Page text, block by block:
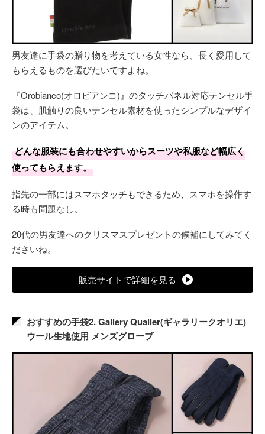
男友達に手袋の贈り物を考えている女性なら、長く愛用して
もらえるものを選びたいですよね。
『Orobianco(オロビアンコ)』のタッチパネル対応テンセル手
袋は、肌触りの良いテンセル素材を使ったシンプルなデザイ
ンのアイテム。
どんな服装にも合わせやすいからスーツや私服など幅広く
使ってもらえます。
指先の一部にはスマホタッチもできるため、スマホを操作す
る時も問題なし。
20代の男友達へのクリスマスプレゼントの候補にしてみてく
ださいね。
販売サイトで詳細を見る
おすすめの手袋2. Gallery Qualier(ギャラリークオリエ)
ウール生地使用 メンズグローブ